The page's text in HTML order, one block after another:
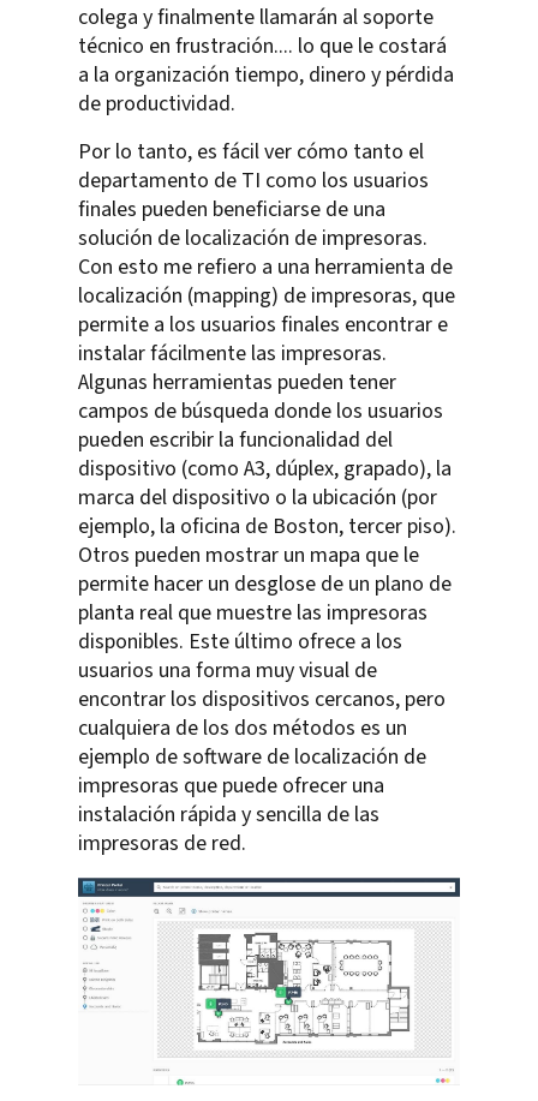
colega y finalmente llamarán al soporte
técnico en frustración.... lo que le costará
a la organización tiempo, dinero y pérdida
de productividad.
Por lo tanto, es fácil ver cómo tanto el
departamento de TI como los usuarios
finales pueden beneficiarse de una
solución de localización de impresoras.
Con esto me refiero a una herramienta de
localización (mapping) de impresoras, que
permite a los usuarios finales encontrar e
instalar fácilmente las impresoras.
Algunas herramientas pueden tener
campos de búsqueda donde los usuarios
pueden escribir la funcionalidad del
dispositivo (como A3, dúplex, grapado), la
marca del dispositivo o la ubicación (por
ejemplo, la oficina de Boston, tercer piso).
Otros pueden mostrar un mapa que le
permite hacer un desglose de un plano de
planta real que muestre las impresoras
disponibles. Este último ofrece a los
usuarios una forma muy visual de
encontrar los dispositivos cercanos, pero
cualquiera de los dos métodos es un
ejemplo de software de localización de
impresoras que puede ofrecer una
instalación rápida y sencilla de las
impresoras de red.